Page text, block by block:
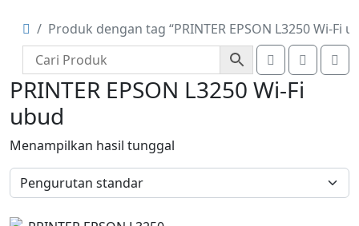
Produk dengan tag “PRINTER EPSON L3250 Wi-Fi
Account
PRINTER EPSON L3250 Wi-Fi
ubud
Menampilkan hasil tunggal